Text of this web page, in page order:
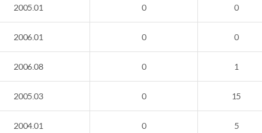
2005.01 0 0
2006.01 0 0
2006.08 0 1
2005.03 0 15
2004.01 0 5